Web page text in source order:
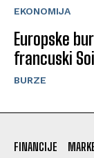
EKONOMIJA
Europske
francuski
BURZE
FINANCIJE